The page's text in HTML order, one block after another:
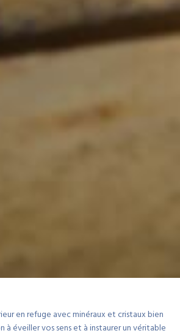
en refuge avec minéraux et cristaux bien
à éveiller vos sens et à instaurer un véritable